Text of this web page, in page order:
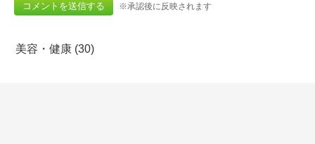
※承認後に反映されます
美容・健康 (30)